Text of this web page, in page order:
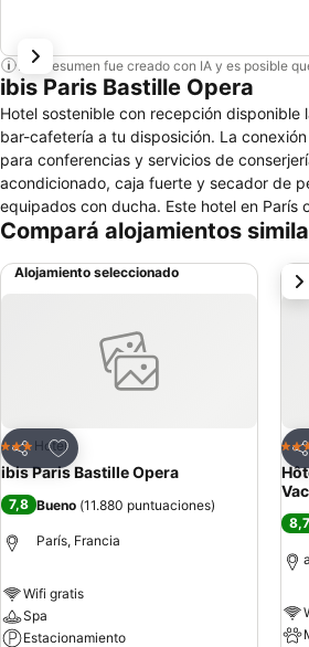
Este resumen fue creado con IA y es posible
ibis Paris Bastille Opera
Hotel sostenible con recepción
bar-cafetería a tu disposición. La
para conferencias y servicios de
acondicionado, caja fuerte y secador de
equipados con ducha. Este hotel en
teléfono. Es posible solicitar tabla de
Compará alojamientos
Alojamiento seleccionado
Compartir
Añadir a favoritos
3 Estrellas
Hotel
ibis Paris Bastille Opera
7,8 Bueno (11.880 puntuaciones)
París, Francia
Wifi gratis
Spa
Estacionamiento
3
8,7